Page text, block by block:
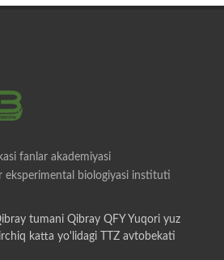
fanlar akademiyasi
eksperimental biologiyasi instituti
tumani Qibray QFY Yuqori yuz
katta yo'lidagi TTZ avtobekati